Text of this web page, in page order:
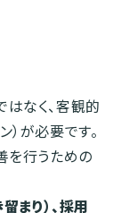
なく、客観的
が必要です。
を行うための
まり）、採用